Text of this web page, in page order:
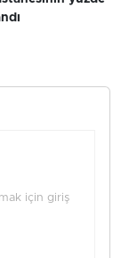
için giriş